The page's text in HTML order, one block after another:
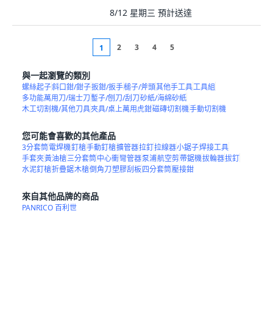
8/12 星期三 預計送達
1 2 3 4 5
與一起瀏覽的類別
螺絲起子斜口鉗/鉗子扳鉗/扳手槌子/斧頭其他手工具工具組
多功能萬用刀/瑞士刀鏨子/刨刀/刮刀砂紙/海綿砂紙
木工切割機/其他刀具夾具/桌上萬用虎鉗磁磚切割機手動切割機
您可能會喜歡的其他產品
3分套筒電焊機釘槍手動釘槍擴管器拉釘拉線器小鋸子焊接工具
手套夾黃油槍三分套筒中心衝彎管器泵浦航空剪帶鋸機拔輪器拔釘
水泥釘槍折疊鋸木槍倒角刀塑膠刮板四分套筒壓接鉗
來自其他品牌的商品
PANRICO 百利世